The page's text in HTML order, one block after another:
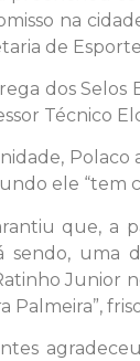
na
de
dos Selos
Técnico
Polaco
ele “tem
que, a
sendo, uma
Junior
Palmeira”,